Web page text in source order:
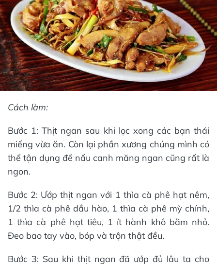
Cách làm:
Bước 1: Thịt ngan sau khi lọc xong các bạn thái
miếng vừa ăn. Còn lại phần xương chúng mình có
thể tận dụng để nấu canh măng ngan cũng rất là
ngon.
Bước 2: Ướp thịt ngan với 1 thìa cà phê hạt nêm,
1/2 thìa cà phê dầu hào, 1 thìa cà phê mỳ chính,
1 thìa cà phê hạt tiêu, 1 ít hành khô bằm nhỏ.
Đeo bao tay vào, bóp và trộn thật đều.
Bước 3: Sau khi thịt ngan đã ướp đủ lâu ta cho